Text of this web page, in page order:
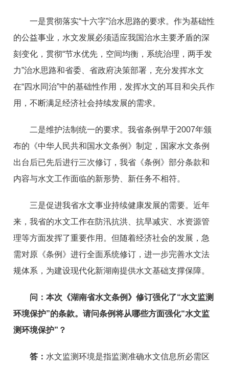
一是贯彻落实“十六字”治水思路的要求。作为基础性
的公益事业，水文发展必须适应我国治水主要矛盾的深
刻变化，贯彻“节水优先，空间均衡，系统治理，两手发
力”治水思路和省委、省政府决策部署，充分发挥水文
在“四水同治”中的基础性作用，发挥水文的耳目和尖兵作
用，不断满足经济社会持续发展的需求。
二是维护法制统一的要求。我省条例早于2007年颁
布的《中华人民共和国水文条例》制定，国家水文条例
出台后已先后进行三次修订，我省《条例》部分条款和
内容与水文工作面临的新形势、新任务不相符。
三是促进我省水文事业持续健康发展的需要。近年
来，我省的水文工作在防汛抗洪、抗旱减灾、水资源管
理等方面发挥了重要作用。但随着经济社会的发展，急
需对原《条例》进行全面系统修订，进一步完善水文法
规体系，为建设现代化新湖南提供水文基础支撑保障。
问：本次《湖南省水文条例》修订强化了“水文监测
环境保护”的条款。请问条例将从哪些方面强化“水文监
测环境保护”？
答： 水文监测环境是指监测准确水文信息所必需区